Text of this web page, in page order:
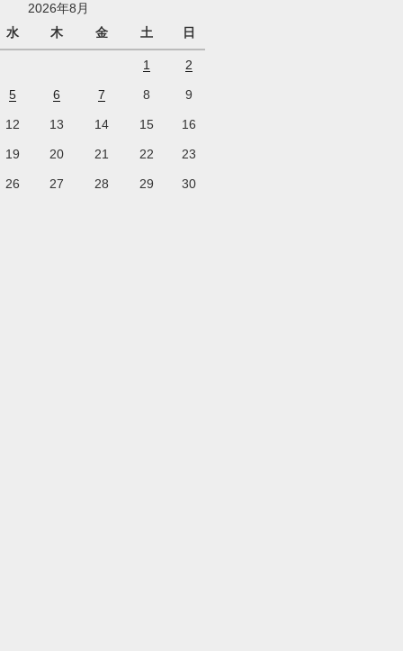
2026年8月
水
木 金 土 日
1 2
5 6 7 8 9
12 13 14 15 16
19 20 21 22 23
26 27 28 29 30